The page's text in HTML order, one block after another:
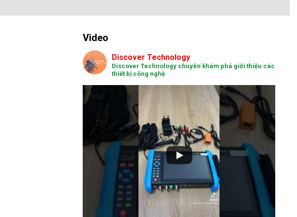
Video
Discover Technology
Discover Technology chuyên khám phá giới thiệu các
thiết bị công nghệ